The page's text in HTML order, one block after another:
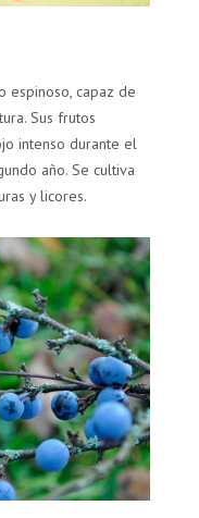
espinoso, capaz de
Sus frutos
intenso durante el
año. Se cultiva
y licores.